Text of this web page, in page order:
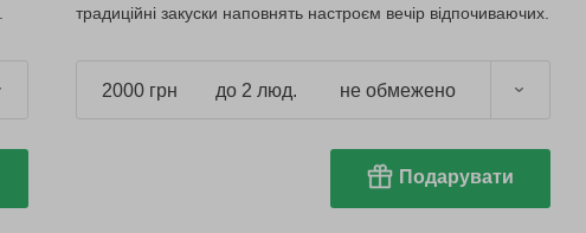
традиційні закуски наповнять настроєм вечір відпочиваючих.
2000 грн до 2 люд. не обмежено
Подарувати